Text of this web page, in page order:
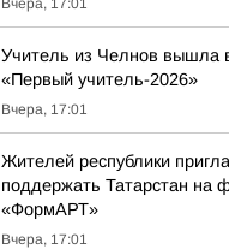
Вчера, 17:01
Учитель из Челнов вышла
«Первый учитель-2026»
Вчера, 17:01
Жителей республики
поддержать Татарстан на
«ФормАРТ»
Вчера, 17:01